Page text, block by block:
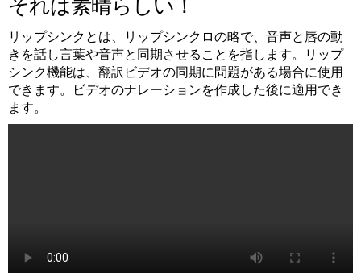
それは素晴らしい！
リップシンクとは、リップシンクロの略で、音声と唇の動
きを話し言葉や音声と同期させることを指します。リップ
シンク機能は、翻訳ビデオの同期に問題がある場合に使用
できます。ビデオのナレーションを作成した後に適用でき
ます。